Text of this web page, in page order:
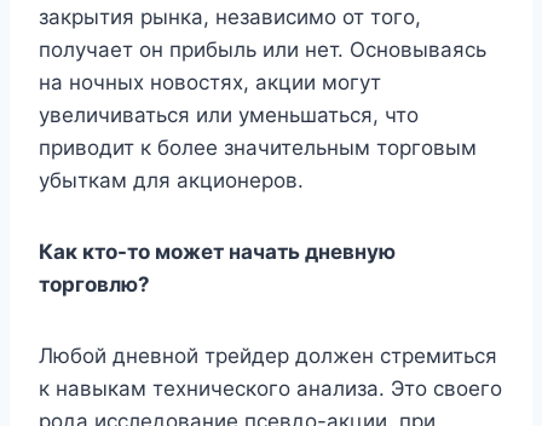
закрытия рынка, независимо от того,
получает он прибыль или нет. Основываясь
на ночных новостях, акции могут
увеличиваться или уменьшаться, что
приводит к более значительным торговым
убыткам для акционеров.
Как кто-то может начать дневную
торговлю?
Любой дневной трейдер должен стремиться
к навыкам технического анализа. Это своего